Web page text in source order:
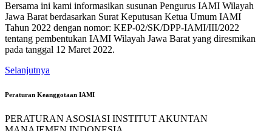
Bersama ini kami informasikan susunan Pengurus IAMI Wilayah
Jawa Barat berdasarkan Surat Keputusan Ketua Umum IAMI
Tahun 2022 dengan nomor: KEP-02/SK/DPP-IAMI/III/2022
tentang pembentukan IAMI Wilayah Jawa Barat yang diresmikan
pada tanggal 12 Maret 2022.
Selanjutnya
Peraturan Keanggotaan IAMI
PERATURAN ASOSIASI INSTITUT AKUNTAN